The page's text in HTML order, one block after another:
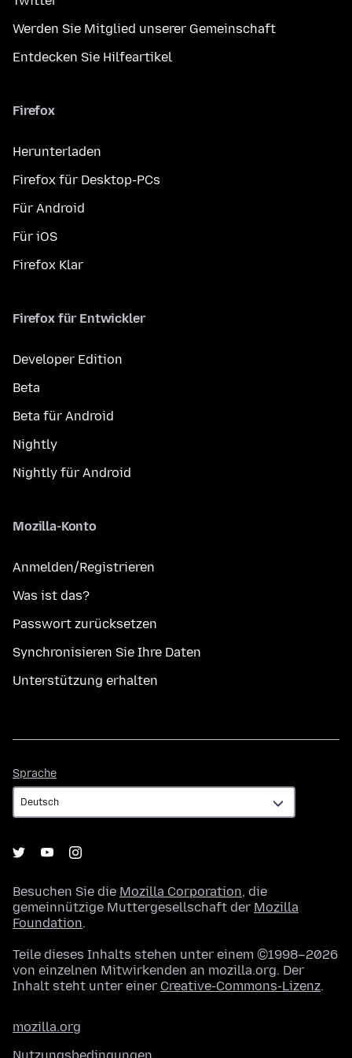
Werden Sie Mitglied unserer Gemeinschaft
Entdecken Sie Hilfeartikel
Firefox
Herunterladen
Firefox für Desktop-PCs
Für Android
Für iOS
Firefox Klar
Firefox für Entwickler
Developer Edition
Beta
Beta für Android
Nightly
Nightly für Android
Mozilla-Konto
Anmelden/Registrieren
Was ist das?
Passwort zurücksetzen
Synchronisieren Sie Ihre Daten
Unterstützung erhalten
Sprache
Besuchen Sie die Mozilla Corporation, die
gemeinnützige Muttergesellschaft der Mozilla
Foundation.
Teile dieses Inhalts stehen unter einem ©1998–2026
von einzelnen Mitwirkenden an mozilla.org. Der
Inhalt steht unter einer Creative-Commons-Lizenz.
mozilla.org